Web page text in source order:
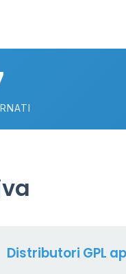
20
18
10Distributori GPL